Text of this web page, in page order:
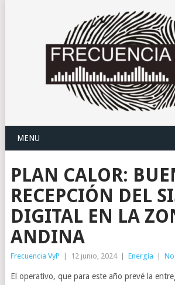
MENU
PLAN CALOR:
RECEPCIÓN DEL
DIGITAL EN LA
ANDINA
Frecuencia VyP 12 junio, 2024 Energía
El operativo, que para este año prevé la